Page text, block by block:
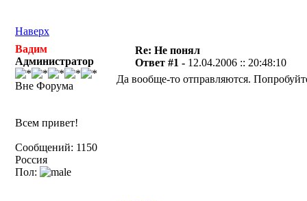
Наверх
Вадим
Администратор
Вне Форума
Всем привет!
Сообщений: 1150
Россия
Пол:
Re: Не понял
Ответ #1 - 12.04.2006 :: 20:48:10
Да вообще-то отправляются.